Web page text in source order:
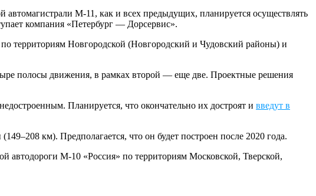
автомагистрали М-11, как и всех предыдущих, планируется осуществлять
компания «Петербург — Дорсервис».
территориям Новгородской (Новгородский и Чудовский районы) и
полосы движения, в рамках второй — еще две. Проектные решения
Планируется, что окончательно их достроят и введут в
км). Предполагается, что он будет построен после 2020 года.
автодороги М-10 «Россия» по территориям Московской, Тверской,